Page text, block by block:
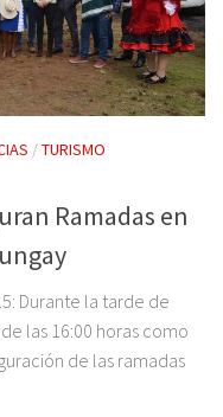
/TURISMO
Ramadas en
Durante la tarde de
las 16:00 horas como
de las ramadas